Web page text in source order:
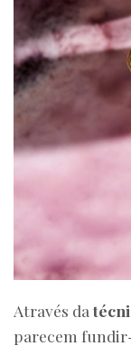
Através da
parecem